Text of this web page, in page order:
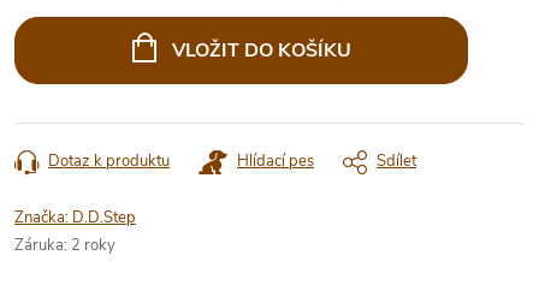
cena:
VLOŽIT DO KOŠÍKU
Dotaz k produktu Hlídací pes Sdílet
Značka: D.D.Step
Záruka: 2 roky